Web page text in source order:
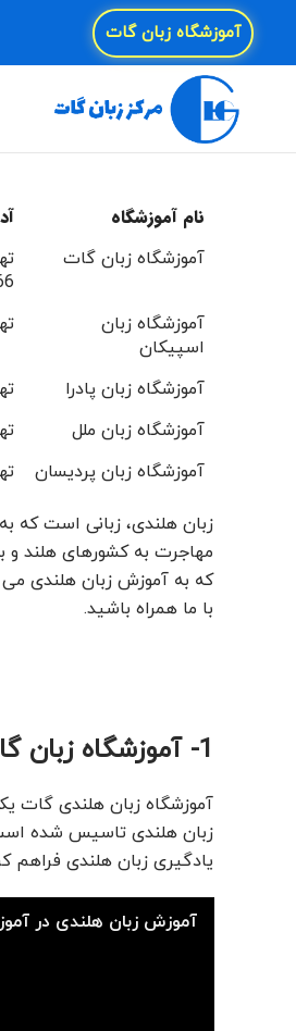
آموزشگاه زبان گات
نام آموزشگاه
آموزشگاه زبان گات
آموزشگاه زبان
اسپیکان
آموزشگاه زبان پادرا
آموزشگاه زبان ملل
آموزشگاه زبان پردیسان
زبان هلندی، زبانی است که
مهاجرت به کشورهای هلند و
که به آموزش زبان هلندی می
با ما همراه باشید.
1- آموزشگاه زبان گات
آموزشگاه زبان هلندی گات
زبان هلندی تاسیس شده
یادگیری زبان هلندی فراهم